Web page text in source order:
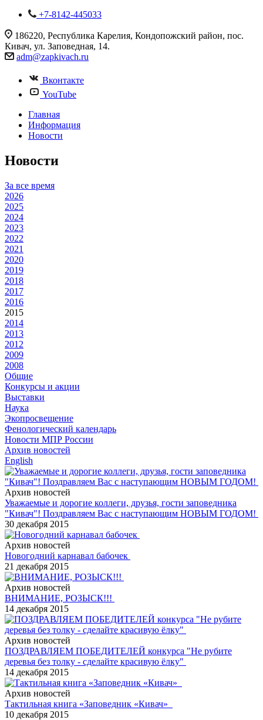
+7-8142-445033
186220, Республика Карелия, Кондопожский район, пос.
Кивач, ул. Заповедная, 14.
adm@zapkivach.ru
Вконтакте
YouTube
Главная
Информация
Новости
Новости
За все время
2026
2025
2024
2023
2022
2021
2020
2019
2018
2017
2016
2015
2014
2013
2012
2009
2008
Общие
Конкурсы и акции
Выставки
Наука
Экопросвещение
Фенологический календарь
Новости МПР России
Архив новостей
English
Архив новостей
Уважаемые и дорогие коллеги, друзья, гости заповедника
"Кивач"! Поздравляем Вас с наступающим НОВЫМ ГОДОМ!
30 декабря 2015
Архив новостей
Новогодний карнавал бабочек
21 декабря 2015
Архив новостей
ВНИМАНИЕ, РОЗЫСК!!!
14 декабря 2015
Архив новостей
ПОЗДРАВЛЯЕМ ПОБЕДИТЕЛЕЙ конкурса "Не рубите
деревья без толку - сделайте красивую ёлку"
14 декабря 2015
Архив новостей
Тактильная книга «Заповедник «Кивач»
10 декабря 2015